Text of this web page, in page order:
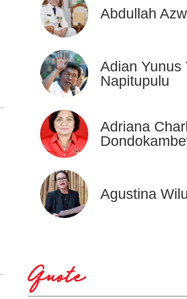
Abdullah
Adian Yunus
Napitupulu
Adriana
Agustina
Quote